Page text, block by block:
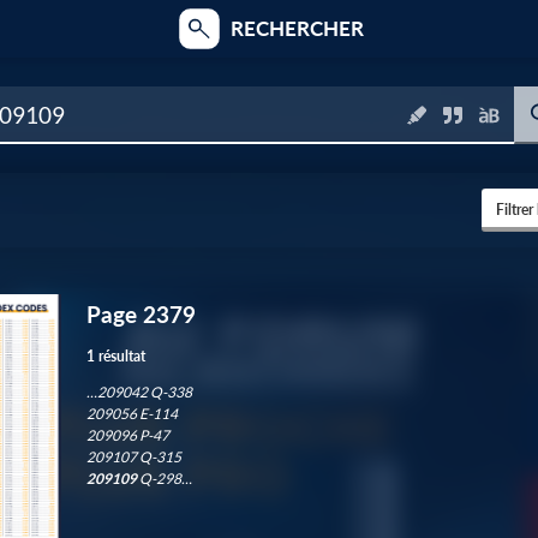
RECHERCHER
Filtrer
Page 2379
1 résultat
…209042 Q-338
209056 E-114
209096 P-47
209107 Q-315
209109Q-298…